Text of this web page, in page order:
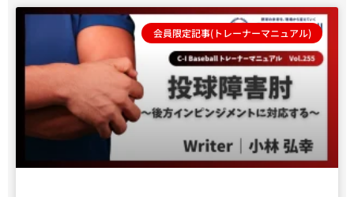
会員限定記事(トレーナーマニュアル)